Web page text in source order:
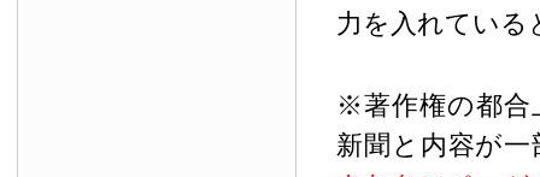
力を入れている
※著作権の都合
新聞と内容が